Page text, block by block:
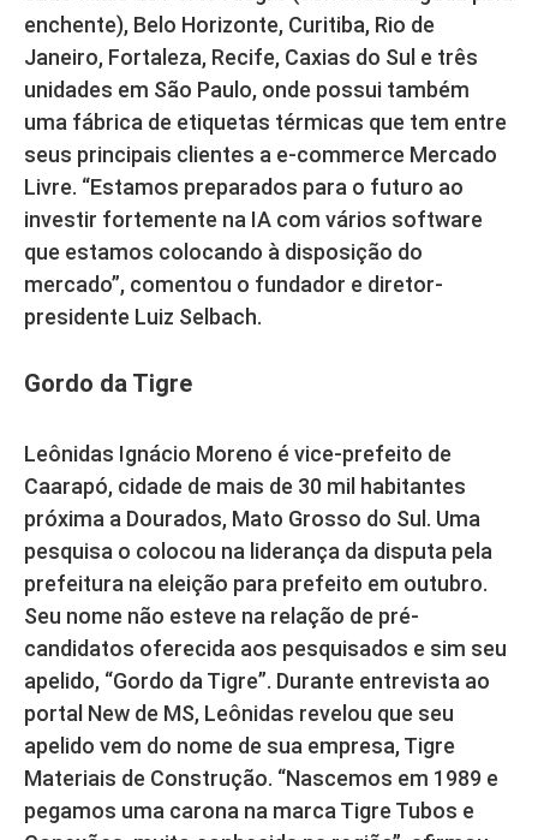
enchente), Belo Horizonte, Curitiba, Rio de
Janeiro, Fortaleza, Recife, Caxias do Sul e três
unidades em São Paulo, onde possui também
uma fábrica de etiquetas térmicas que tem entre
seus principais clientes a e-commerce Mercado
Livre. “Estamos preparados para o futuro ao
investir fortemente na IA com vários software
que estamos colocando à disposição do
mercado”, comentou o fundador e diretor-
presidente Luiz Selbach.
Gordo da Tigre
Leônidas Ignácio Moreno é vice-prefeito de
Caarapó, cidade de mais de 30 mil habitantes
próxima a Dourados, Mato Grosso do Sul. Uma
pesquisa o colocou na liderança da disputa pela
prefeitura na eleição para prefeito em outubro.
Seu nome não esteve na relação de pré-
candidatos oferecida aos pesquisados e sim seu
apelido, “Gordo da Tigre”. Durante entrevista ao
portal New de MS, Leônidas revelou que seu
apelido vem do nome de sua empresa, Tigre
Materiais de Construção. “Nascemos em 1989 e
pegamos uma carona na marca Tigre Tubos e